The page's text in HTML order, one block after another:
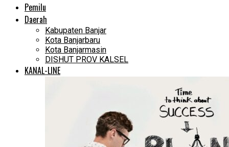
Pemilu
Daerah
Kabupaten Banjar
Kota Banjarbaru
Kota Banjarmasin
DISHUT PROV KALSEL
KANAL-LINE